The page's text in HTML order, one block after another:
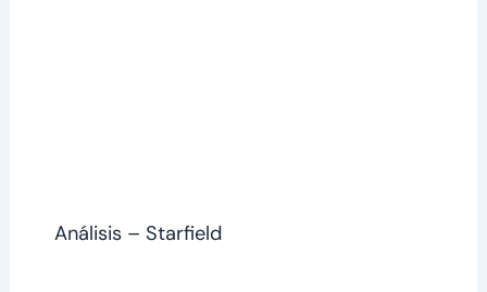
Análisis – Starfield